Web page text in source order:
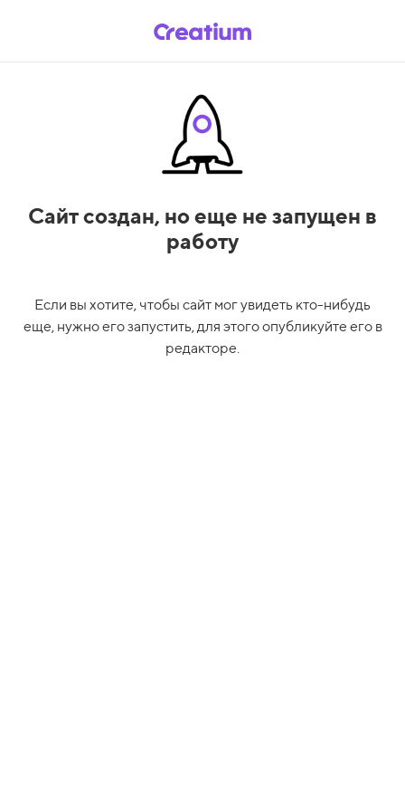
Сайт создан, но еще не запущен в
работу
Если вы хотите, чтобы сайт мог увидеть кто-нибудь
еще, нужно его запустить, для этого опубликуйте его в
редакторе.